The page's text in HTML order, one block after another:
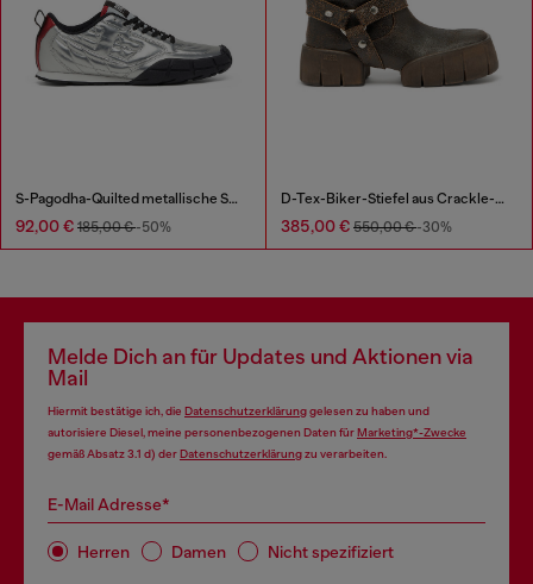
S-Pagodha-Quilted metallische Sneakers
92,00 € 185,00 €-50%
D-Tex-Biker-Stiefel aus Crackle-Leder
385,00 € 550,00 €-30%
Melde Dich an für Updates und Aktionen via
Mail
Hiermit bestätige ich, die Datenschutzerklärunggelesen zu haben und
autorisiere Diesel, meine personenbezogenen Daten fürMarketing*-Zwecke
gemäß Absatz 3.1 d) derDatenschutzerklärungzu verarbeiten.
E-Mail Adresse*
Herren Damen Nicht spezifiziert